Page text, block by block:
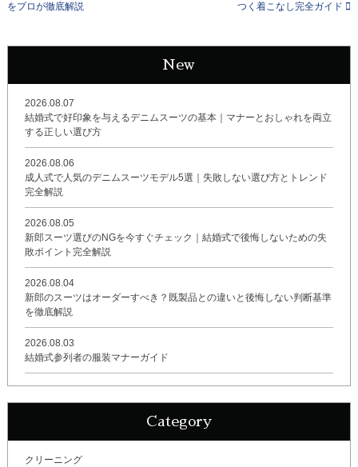
をプロが徹底解説
つく着こなし完全ガイド
New
2026.08.07
結婚式で好印象を与えるデニムスーツの基本｜マナーとおしゃれを両立
する正しい選び方
2026.08.06
成人式で人気のデニムスーツモデル5選｜失敗しない選び方とトレンド
完全解説
2026.08.05
新郎スーツ選びのNGを今すぐチェック｜結婚式で後悔しないための失
敗ポイント完全解説
2026.08.04
新郎のスーツはオーダーすべき？既製品との違いと後悔しない判断基準
を徹底解説
2026.08.03
結婚式参列者の服装マナーガイド
Category
クリーニング